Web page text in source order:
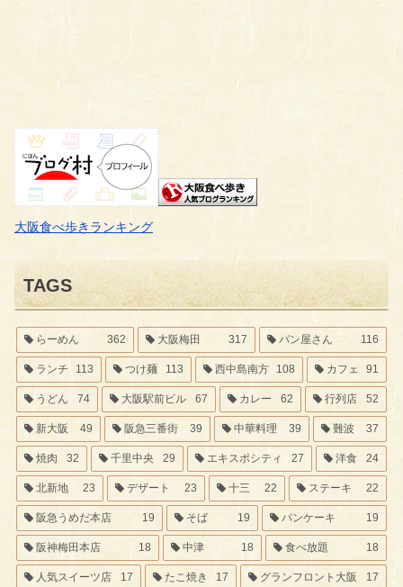
大阪食べ歩きランキング
TAGS
らーめん 362 大阪梅田 317 パン屋さん 116
ランチ 113 つけ麺 113 西中島南方 108 カフェ 91
うどん 74 大阪駅前ビル 67 カレー 62 行列店 52
新大阪 49 阪急三番街 39 中華料理 39 難波 37
焼肉 32 千里中央 29 エキスポシティ 27 洋食 24
北新地 23 デザート 23 十三 22 ステーキ 22
阪急うめだ本店 19 そば 19 パンケーキ 19
阪神梅田本店 18 中津 18 食べ放題 18
人気スイーツ店 17 たこ焼き 17 グランフロント大阪 17